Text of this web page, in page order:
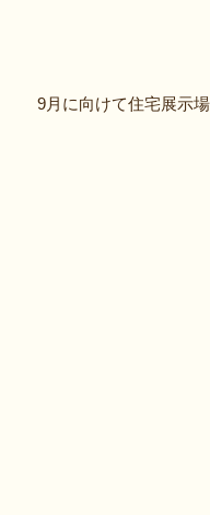
9月に向けて住宅展示